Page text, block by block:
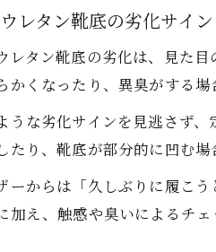
レタン靴底の劣化サイ
レタン靴底の劣化は、見た
かくなったり、異臭がする場
うな劣化サインを見逃さず
たり、靴底が部分的に凹む場
ーからは「久しぶりに履こ
加え、触感や臭いによるチェ